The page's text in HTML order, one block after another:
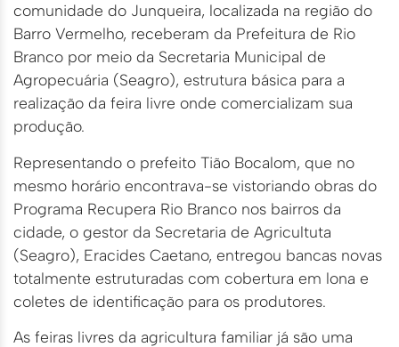
comunidade do Junqueira, localizada na região do
Barro Vermelho, receberam da Prefeitura de Rio
Branco por meio da Secretaria Municipal de
Agropecuária (Seagro), estrutura básica para a
realização da feira livre onde comercializam sua
produção.
Representando o prefeito Tião Bocalom, que no
mesmo horário encontrava-se vistoriando obras do
Programa Recupera Rio Branco nos bairros da
cidade, o gestor da Secretaria de Agricultuta
(Seagro), Eracides Caetano, entregou bancas novas
totalmente estruturadas com cobertura em lona e
coletes de identificação para os produtores.
As feiras livres da agricultura familiar já são uma